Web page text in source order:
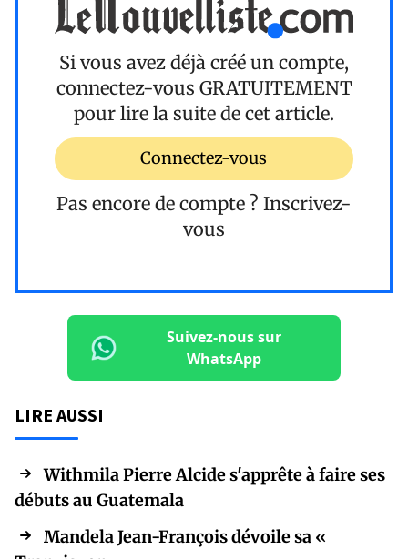
Si vous avez déjà créé un compte,
connectez-vous GRATUITEMENT
pour lire la suite de cet article.
Connectez-vous
Pas encore de compte ? Inscrivez-
vous
Suivez-nous sur
WhatsApp
LIRE AUSSI
Withmila Pierre Alcide s'apprête à faire ses
débuts au Guatemala
Mandela Jean-François dévoile sa «